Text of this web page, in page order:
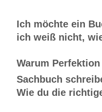
Ich möchte ein
ich weiß nicht,
Warum
Sachbuch
Wie du die